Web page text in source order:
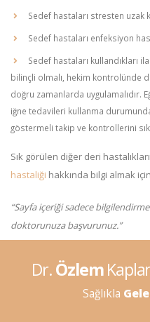
Sedef hastaları stresten uzak
Sedef hastaları enfeksiyon
Sedef hastaları kullandıkları
bilinçli olmalı, hekim kontrolünde
doğru zamanlarda uygulamalıdır.
iğne tedavileri kullanma
göstermeli takip ve kontrollerini
Sık görülen diğer deri hastalıkları
hastaliği hakkında bilgi almak için
“Sayfa içeriği sadece
doktorunuza başvurunuz.”
Dr.Özlem
Sağlıkla